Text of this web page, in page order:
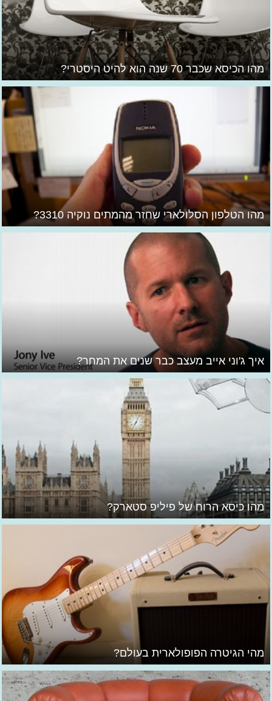
מהו הכיסא שכבר 70 שנה הוא להיט היסטרי?
מהו הטלפון הסלולארי שחזר מהמתים נוקיה 3310?
איך ג'וני אייב מעצב כבר שנים את המחר?
מהו כיסא הרוח של פיליפ סטארק?
מהי הגיטרה הפופולארית בעולם?